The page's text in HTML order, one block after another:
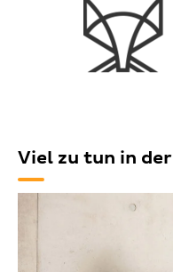
Viel zu tun in